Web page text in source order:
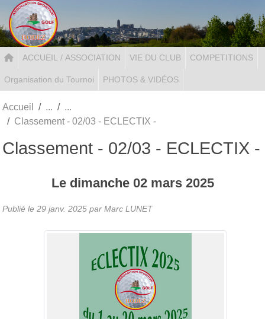
ACCUEIL / ASSOCIATION VIE DU CLUB COMPETITIONS
Organisation du Tournoi PHOTOS & VIDÉOS
Accueil
Classement - 02/03 - ECLECTIX -
Classement - 02/03 - ECLECTIX -
Le dimanche 02 mars 2025
Publié le 29 janv. 2025 par Marc LUNET
Panneau de gestion des cookies